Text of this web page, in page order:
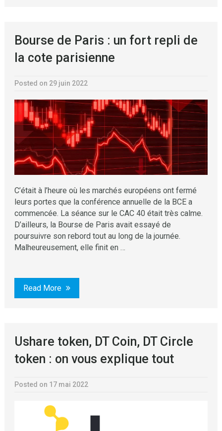
Bourse de Paris : un fort repli de
la cote parisienne
Posted on 29 juin 2022
C’était à l’heure où les marchés européens ont fermé
leurs portes que la conférence annuelle de la BCE a
commencée. La séance sur le CAC 40 était très calme.
D’ailleurs, la Bourse de Paris avait essayé de
poursuivre son rebord tout au long de la journée.
Malheureusement, elle finit en …
Read More
Ushare token, DT Coin, DT Circle
token : on vous explique tout
Posted on 17 mai 2022